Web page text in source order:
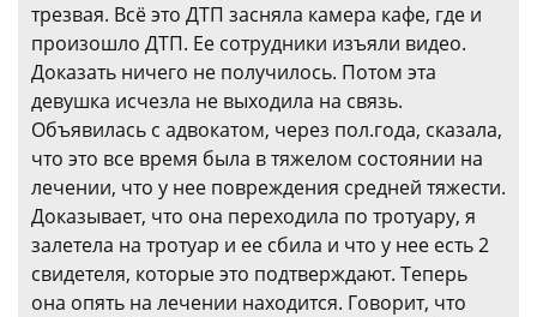
трезвая. Всё это ДТП засняла камера кафе, где и
произошло ДТП. Ее сотрудники изъяли видео.
Доказать ничего не получилось. Потом эта
девушка исчезла не выходила на связь.
Объявилась с адвокатом, через пол.года, сказала,
что это все время была в тяжелом состоянии на
лечении, что у нее повреждения средней тяжести.
Доказывает, что она переходила по тротуару, я
залетела на тротуар и ее сбила и что у нее есть 2
свидетеля, которые это подтверждают. Теперь
она опять на лечении находится. Говорит, что